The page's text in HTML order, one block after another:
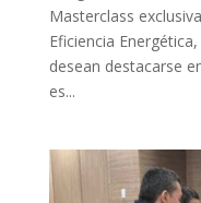
Masterclass
Eficiencia
desean destacarse
es...